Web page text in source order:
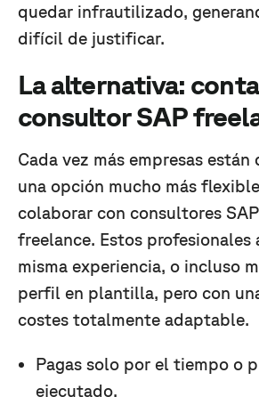
quedar infrautilizado,
difícil de justificar.
La alternativa:
consultor SAP
Cada vez más empresas
una opción mucho más
colaborar con consultores
freelance. Estos profesionales
misma experiencia, o incluso
perfil en plantilla, pero con
costes totalmente adaptable.
Pagas solo por el tiempo o
ejecutado.